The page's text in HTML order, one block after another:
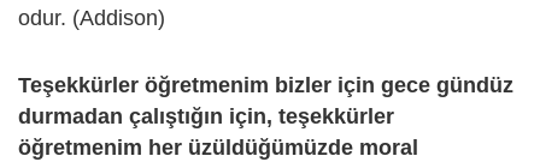
odur. (Addison)
Teşekkürler öğretmenim bizler için gece gündüz
durmadan çalıştığın için, teşekkürler
öğretmenim her üzüldüğümüzde moral